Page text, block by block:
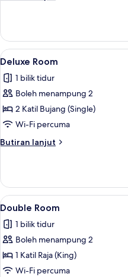
Room
Lihat
semua
foto
untuk
Deluxe
Room
6
Deluxe Room
1 bilik tidur
Boleh menampung 2
2 Katil Bujang (Single)
Wi-Fi percuma
Butiran lanjut
Butiran
Room
Lihat
semua
foto
untuk
Double
Room
3
Double Room
1 bilik tidur
Boleh menampung 2
1 Katil Raja (King)
Wi-Fi percuma